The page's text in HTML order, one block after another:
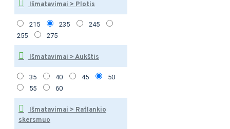
Išmatavimai > Plotis
215 235
245
255
275
Išmatavimai > Aukštis
35 40 45
50
55
60
Išmatavimai > Ratlankio
skersmuo